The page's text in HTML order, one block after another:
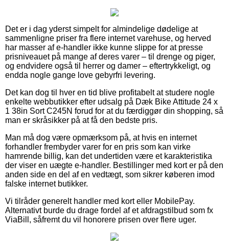
Det er i dag yderst simpelt for almindelige dødelige at
sammenligne priser fra flere internet varehuse, og herved
har masser af e-handler ikke kunne slippe for at presse
prisniveauet på mange af deres varer – til drenge og piger,
og endvidere også til herrer og damer – eftertrykkeligt, og
endda nogle gange love gebyrfri levering.
Det kan dog til hver en tid blive profitabelt at studere nogle
enkelte webbutikker efter udsalg på Dæk Bike Attitude 24 x
1 38in Sort C245N forud for at du færdiggør din shopping, så
man er skråsikker på at få den bedste pris.
Man må dog være opmærksom på, at hvis en internet
forhandler frembyder varer for en pris som kan virke
hamrende billig, kan det undertiden være et karakteristika
der viser en uægte e-handler. Bestillinger med kort er på den
anden side en del af en vedtægt, som sikrer køberen imod
falske internet butikker.
Vi tilråder generelt handler med kort eller MobilePay.
Alternativt burde du drage fordel af et afdragstilbud som fx
ViaBill, såfremt du vil honorere prisen over flere uger.